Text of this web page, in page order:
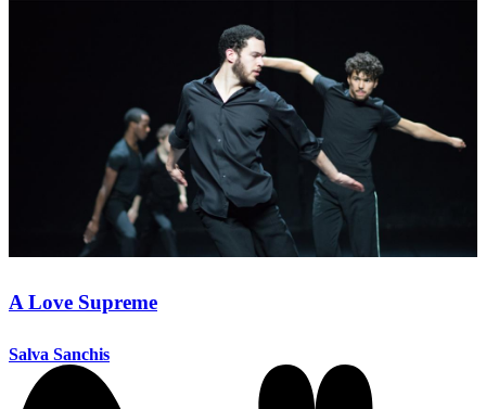
A Love Supreme
Salva Sanchis